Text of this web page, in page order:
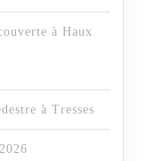
à Haux
à Tresses